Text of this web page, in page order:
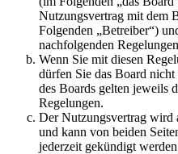
Nutzungsvertrag mit dem
Folgenden „Betreiber“)
nachfolgenden
Wenn Sie mit diesen
dürfen Sie das Board
des Boards gelten jeweils
Regelungen.
Der Nutzungsvertrag wird
und kann von beiden
jederzeit gekündigt